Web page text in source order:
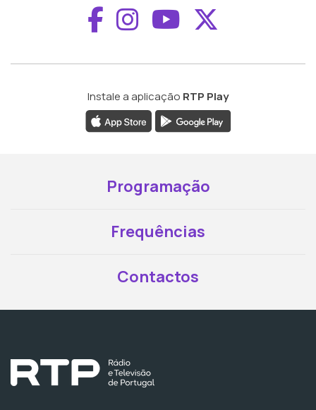
Aceder ao
Aceder ao
Aceder ao
Instale a aplicação RTP Play
Programação
Frequências
Contactos